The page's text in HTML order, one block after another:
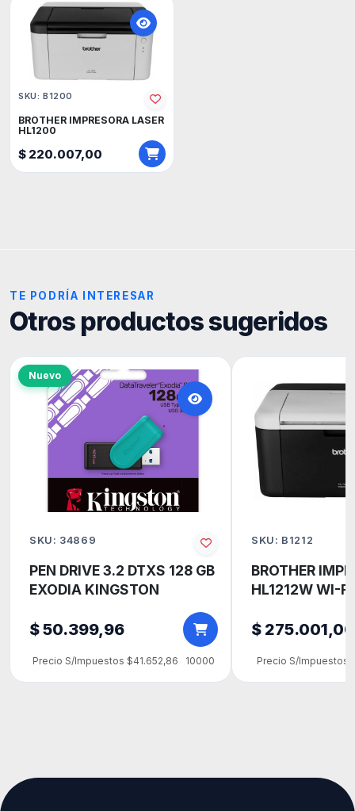
SKU: B1200
BROTHER IMPRESORA LASER
HL1200
$ 220.007,00
TE PODRÍA INTERESAR
Otros productos sugeridos
Nuevo
SKU: 34869
PEN DRIVE 3.2 DTXS 128 GB
EXODIA KINGSTON
$ 50.399,96
Precio S/Impuestos $41.652,86 10000
SKU: B1212
BROTHER
HL1212W WI-FI
$ 275.001,00
Precio S/Impuestos